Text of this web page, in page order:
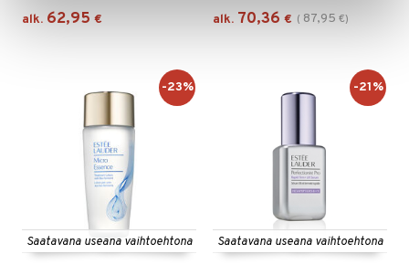
alk. 62,95 € alk. 70,36 € ( 87,95 €)
Saatavana useana vaihtoehtona
-23%
Saatavana useana vaihtoehtona
-21%